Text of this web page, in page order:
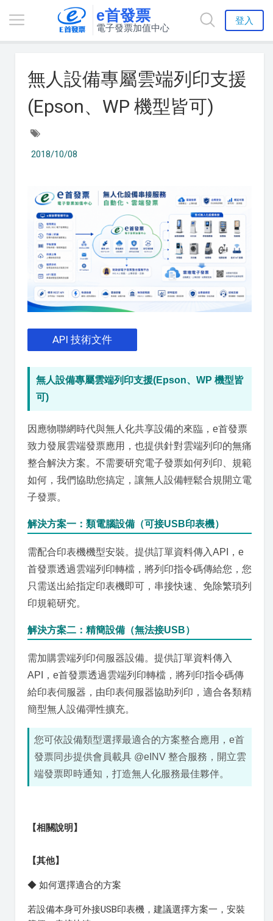
e首發票
電子發票加值中心
登入
無人設備專屬雲端列印支援
(Epson、WP 機型皆可)
2018/10/08
API 技術文件
無人設備專屬雲端列印支援(Epson、WP 機型皆
可)
因應物聯網時代與無人化共享設備的來臨，e首發票
致力發展雲端發票應用，也提供針對雲端列印的無痛
整合解決方案。不需要研究電子發票如何列印、規範
如何，我們協助您搞定，讓無人設備輕鬆合規開立電
子發票。
解決方案一：類電腦設備（可接USB印表機）
需配合印表機機型安裝。提供訂單資料傳入API，e
首發票透過雲端列印轉檔，將列印指令碼傳給您，您
只需送出給指定印表機即可，串接快速、免除繁瑣列
印規範研究。
解決方案二：精簡設備（無法接USB）
需加購雲端列印伺服器設備。提供訂單資料傳入
API，e首發票透過雲端列印轉檔，將列印指令碼傳
給印表伺服器，由印表伺服器協助列印，適合各類精
簡型無人設備彈性擴充。
您可依設備類型選擇最適合的方案整合應用，e首
發票同步提供會員載具 @eINV 整合服務，開立雲
端發票即時通知，打造無人化服務最佳夥伴。
【相關說明】
【其他】
◆ 如何選擇適合的方案
若設備本身可外接USB印表機，建議選擇方案一，安裝